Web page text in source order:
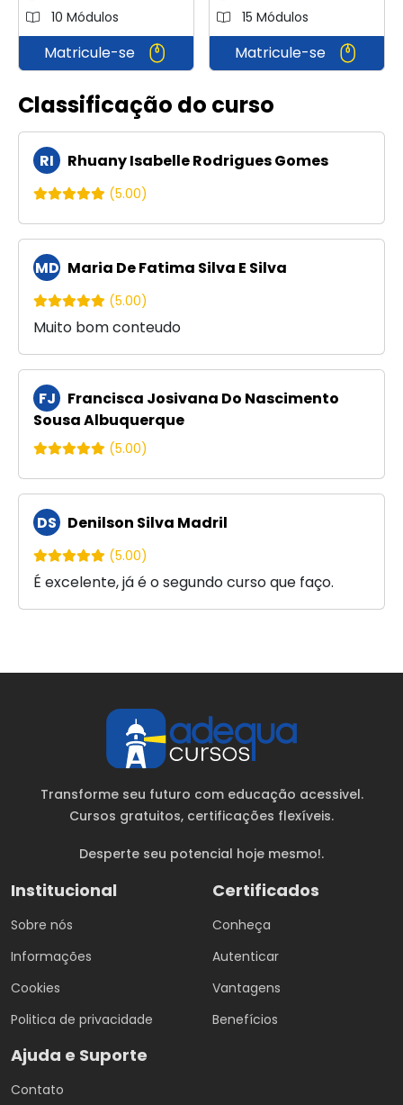
10 Módulos
Matricule-se
15 Módulos
Matricule-se
Classificação do curso
RI Rhuany Isabelle Rodrigues Gomes
(5.00)
MD Maria De Fatima Silva E Silva
(5.00)
Muito bom conteudo
FJ
Francisca Josivana Do Nascimento
Sousa Albuquerque
(5.00)
DS Denilson Silva Madril
(5.00)
É excelente, já é o segundo curso que faço.
Transforme seu futuro com educação acessivel.
Cursos gratuitos, certificações flexíveis.
Desperte seu potencial hoje mesmo!.
Institucional
Sobre nós
Informações
Cookies
Politica de privacidade
Certificados
Conheça
Autenticar
Vantagens
Benefícios
Ajuda e Suporte
Contato